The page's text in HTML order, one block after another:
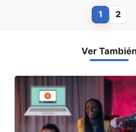
Page
1 Page
2
Ver